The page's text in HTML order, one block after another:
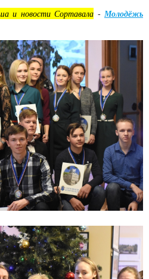
и новости Сортавала - Молодёжь